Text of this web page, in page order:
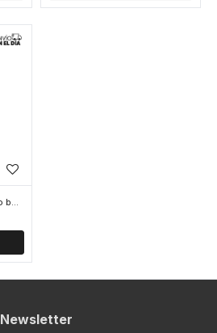
Tetera con infusor de vidrio borosilicato contraste de colores - 600ml - Azul
Newsletter